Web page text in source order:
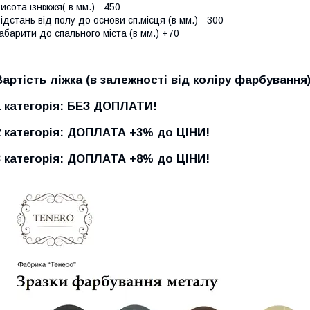
ізніжжя( в мм.) - 450
від полу до основи сп.місця (в мм.) - 300
до спального міста (в мм.) +70
ліжка (в залежності від коліру
категорія: БЕЗ ДОПЛАТИ!
категорія: ДОПЛАТА +3% до ЦІНИ!
категорія: ДОПЛАТА +8% до ЦІНИ!